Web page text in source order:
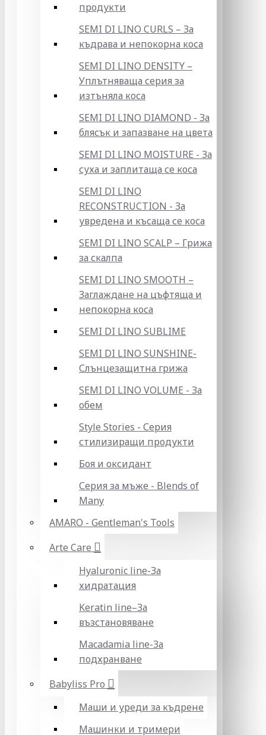
продукти
SEMI DI LINO CURLS – За
къдрава и непокорна коса
SEMI DI LINO DENSITY –
Уплътняваща серия за
изтъняла коса
SEMI DI LINO DIAMOND - За
блясък и запазване на цвета
SEMI DI LINO MOISTURE - За
суха и заплитаща се коса
SEMI DI LINO
RECONSTRUCTION - За
увредена и късаща се коса
SEMI DI LINO SCALP – Грижа
за скалпа
SEMI DI LINO SMOOTH –
Заглаждане на цъфтяща и
непокорна коса
SEMI DI LINO SUBLIME
SEMI DI LINO SUNSHINE-
Слънцезащитна грижа
SEMI DI LINO VOLUME - За
обем
Style Stories - Серия
стилизиращи продукти
Боя и оксидант
Серия за мъже - Blends of
Many
AMARO - Gentleman's Tools
Arte Care
Hyaluronic line-За
хидратация
Keratin line–За
възстановяване
Macadamia line-За
подхранване
Babyliss Pro
Маши и уреди за къдрене
Машинки и тримери